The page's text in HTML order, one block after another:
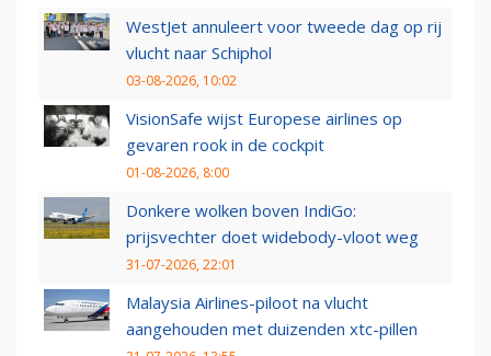
WestJet annuleert voor tweede dag op rij
vlucht naar Schiphol
03-08-2026, 10:02
VisionSafe wijst Europese airlines op
gevaren rook in de cockpit
01-08-2026, 8:00
Donkere wolken boven IndiGo:
prijsvechter doet widebody-vloot weg
31-07-2026, 22:01
Malaysia Airlines-piloot na vlucht
aangehouden met duizenden xtc-pillen